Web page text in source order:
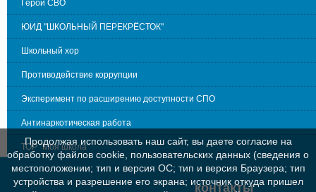
Герои СВО
ЮИД "ШКОЛЬНЫЙ ПЕРЕКРЁСТОК"
Школьный хор
Противодействие коррупции
Эксперимент по расширению доступности СПО
Антинаркотическая работа
ТОР "Моя школа"
контакты
Продолжая использовать наш сайт, вы даете согласие на
обработку файлов cookie, пользовательских данных (сведения о
местоположении; тип и версия ОС; тип и версия Браузера; тип
устройства и разрешение его экрана; источник откуда пришел